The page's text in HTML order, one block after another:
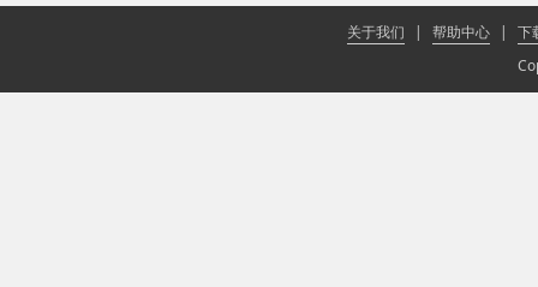
关于我们 | 帮助中心 |
下